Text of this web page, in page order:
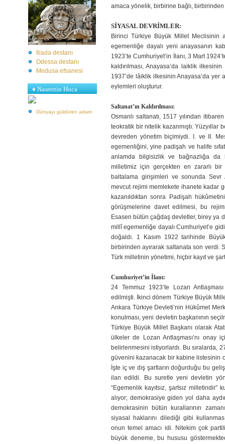
İliada destanı
Odessa destanı
Medusa efsanesi
♦ Nasrettin Hoca
Dünyayı güldüren adam
amaca yönelik, birbirine bağlı,
SİYASAL DEVRİMLER:
Birinci Türkiye Büyük Millet Meclisinin
egemenliğe dayalı yeni anayasanın
1923’te Cumhuriyet’in İlanı, 3 Mart
kaldırılması, Anayasa’da laiklik
1937’de lâiklik ilkesinin Anayasa’da yer
eylemleri oluşturur.
Saltanat’ın Kaldırılması:
Osmanlı saltanatı, 1517 yılından
teokratik bir nitelik kazanmıştı.
devreden yönetim biçimiydi. I. ve II.
egemenliğini, yine padişah ve halife
anlamda bilgisizlik ve bağnazlığa da
milletimiz için gerçekten en zararlı
baltalama girişimleri ve sonunda Sevr
mevcut rejimi memlekete ihanete kadar
kazanıldıktan sonra Padişah
görüşmelerine davet edilmesi, bu
Esasen bütün çağdaş devletler, birey ya
millî egemenliğe dayalı Cumhuriyet’e
doğaldı. 1 Kasım 1922 tarihinde
birbirinden ayırarak saltanata son verdi.
Türk milletinin yönetimi, hiçbir kayıt ve
Cumhuriyet’in İlanı:
24 Temmuz 1923’te Lozan
edilmişti. İkinci dönem Türkiye Büyük
Ankara Türkiye Devleti’nin Hükûmet
konulması, yeni devletin başkanının
Türkiye Büyük Millet Başkanı olarak
ülkeler de Lozan Antlaşması’nı onay
belirlenmesini istiyorlardı. Bu sıralarda,
güvenini kazanacak bir kabine listesinin
İşte iç ve dış şartların doğurduğu bu
ilan edildi. Bu suretle yeni devletin
“Egemenlik kayıtsız, şartsız
alıyor; demokrasiye giden yol daha
demokrasinin bütün kurallarının
siyasal haklarını dilediği gibi
onun temel amacı idi. Nitekim çok
büyük deneme, bu hususu